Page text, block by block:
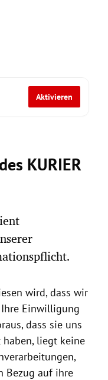
Aktivieren
KURIER
wird, dass wir
Einwilligung
dass sie uns
liegt keine
Bezug auf ihre